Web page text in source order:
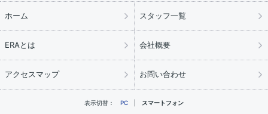
ホーム スタッフ一覧
ERAとは 会社概要
アクセスマップ お問い合わせ
表示切替： PC スマートフォン